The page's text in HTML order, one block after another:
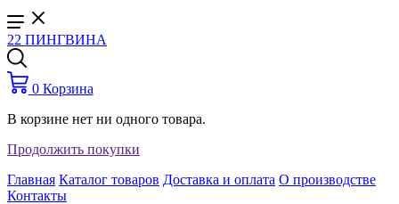
22 ПИНГВИНА
0 Корзина
В корзине нет ни одного товара.
Продолжить покупки
Главная Каталог товаров Доставка и оплата О производстве
Контакты